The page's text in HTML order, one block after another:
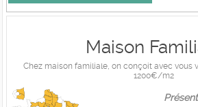
Maison
Chez maison familiale, on conçoit avec vous
1200€/m2